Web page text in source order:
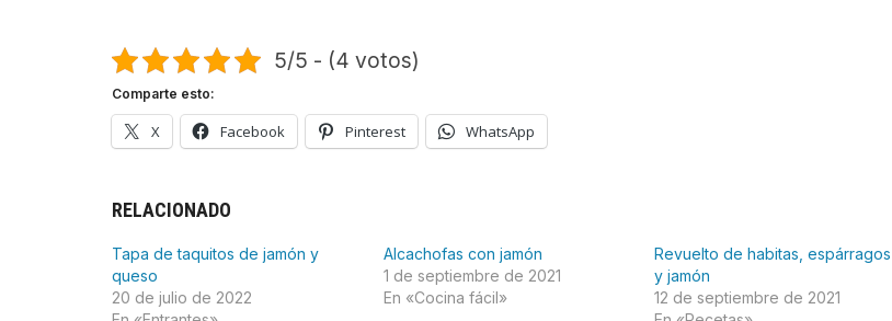
5/5 - (4 votos)
Comparte esto:
X Facebook Pinterest WhatsApp
RELACIONADO
Tapa de taquitos de jamón y
queso
20 de julio de 2022
Alcachofas con jamón
1 de septiembre de 2021
En «Cocina fácil»
Revuelto de habitas, espárragos
y jamón
12 de septiembre de 2021